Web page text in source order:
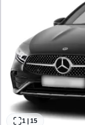
1 | 15